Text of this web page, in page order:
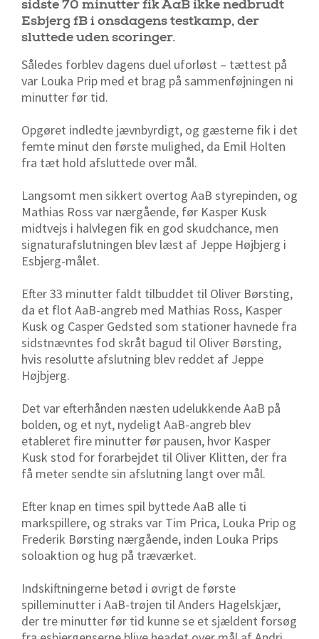
sidste 70 minutter fik AaB ikke nedbrudt
Esbjerg fB i onsdagens testkamp, der
sluttede uden scoringer.
Således forblev dagens duel uforløst – tættest på
var Louka Prip med et brag på sammenføjningen ni
minutter før tid.
Opgøret indledte jævnbyrdigt, og gæsterne fik i det
femte minut den første mulighed, da Emil Holten
fra tæt hold afsluttede over mål.
Langsomt men sikkert overtog AaB styrepinden, og
Mathias Ross var nærgående, før Kasper Kusk
midtvejs i halvlegen fik en god skudchance, men
signaturafslutningen blev læst af Jeppe Højbjerg i
Esbjerg-målet.
Efter 33 minutter faldt tilbuddet til Oliver Børsting,
da et flot AaB-angreb med Mathias Ross, Kasper
Kusk og Casper Gedsted som stationer havnede fra
sidstnævntes fod skråt bagud til Oliver Børsting,
hvis resolutte afslutning blev reddet af Jeppe
Højbjerg.
Det var efterhånden næsten udelukkende AaB på
bolden, og et nyt, nydeligt AaB-angreb blev
etableret fire minutter før pausen, hvor Kasper
Kusk stod for forarbejdet til Oliver Klitten, der fra
få meter sendte sin afslutning langt over mål.
Efter knap en times spil byttede AaB alle ti
markspillere, og straks var Tim Prica, Louka Prip og
Frederik Børsting nærgående, inden Louka Prips
soloaktion og hug på træværket.
Indskiftningerne betød i øvrigt de første
spilleminutter i AaB-trøjen til Anders Hagelskjær,
der tre minutter før tid kunne se et sjældent forsøg